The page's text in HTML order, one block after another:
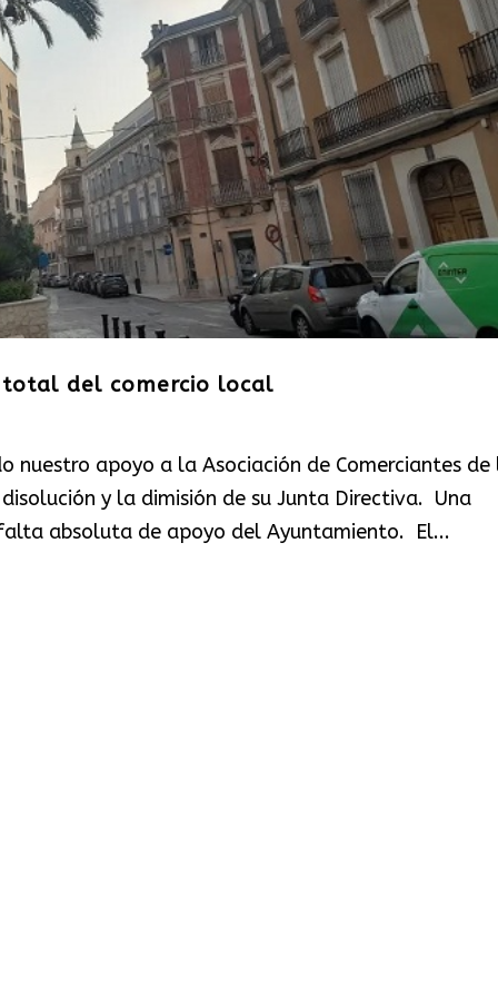
total del comercio local
nuestro apoyo a la Asociación de Comerciantes de
y la dimisión de su Junta Directiva. Una
absoluta de apoyo del Ayuntamiento. El...